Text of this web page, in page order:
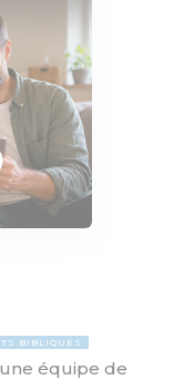
BIBLIQUES
équipe de